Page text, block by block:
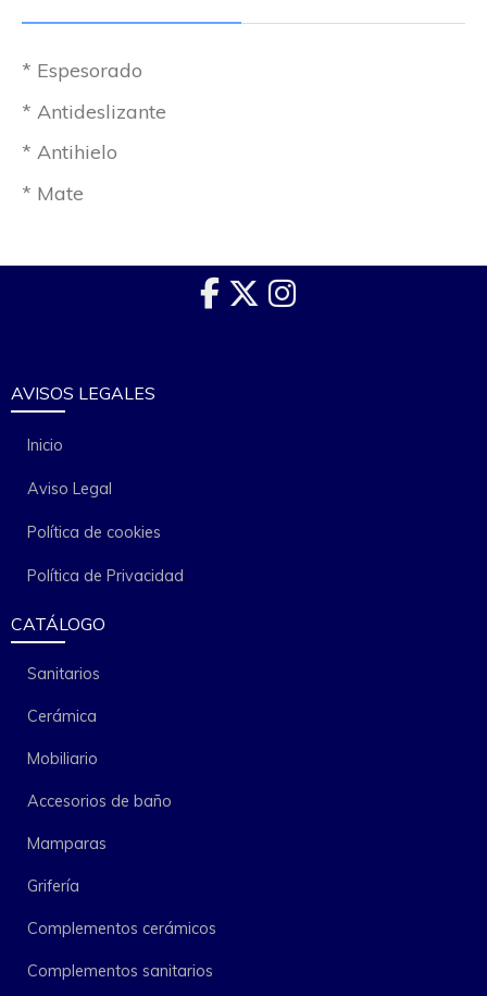
* Espesorado
* Antideslizante
* Antihielo
* Mate
AVISOS LEGALES
Inicio
Aviso Legal
Política de cookies
Política de Privacidad
CATÁLOGO
Sanitarios
Cerámica
Mobiliario
Accesorios de baño
Mamparas
Grifería
Complementos cerámicos
Complementos sanitarios